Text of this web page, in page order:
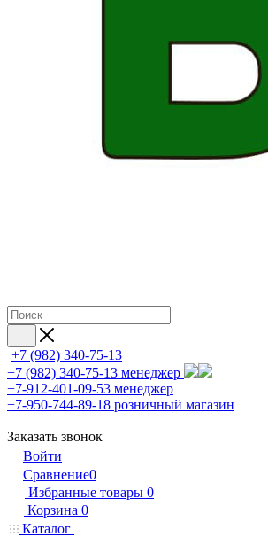
+7 (982) 340-75-13
+7 (982) 340-75-13 менеджер
+7-912-401-09-53 менеджер
+7-950-744-89-18 розничный магазин
Заказать звонок
Войти
Сравнение0
Избранные товары 0
Корзина 0
Каталог